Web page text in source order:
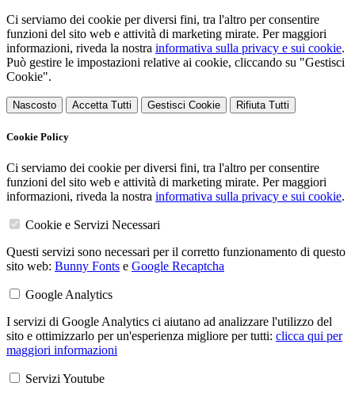
Ci serviamo dei cookie per diversi fini, tra l'altro per consentire
funzioni del sito web e attività di marketing mirate. Per maggiori
informazioni, riveda la nostra informativa sulla privacy e sui cookie.
Può gestire le impostazioni relative ai cookie, cliccando su "Gestisci
Cookie".
Nascosto Accetta Tutti Gestisci Cookie Rifiuta Tutti
Cookie Policy
Ci serviamo dei cookie per diversi fini, tra l'altro per consentire
funzioni del sito web e attività di marketing mirate. Per maggiori
informazioni, riveda la nostra informativa sulla privacy e sui cookie.
Cookie e Servizi Necessari
Questi servizi sono necessari per il corretto funzionamento di questo
sito web: Bunny Fonts e Google Recaptcha
Google Analytics
I servizi di Google Analytics ci aiutano ad analizzare l'utilizzo del
sito e ottimizzarlo per un'esperienza migliore per tutti: clicca qui per
maggiori informazioni
Servizi Youtube